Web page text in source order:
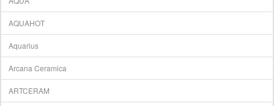
AQUAHOT
Aquarius
Arcana Ceramica
ARTCERAM